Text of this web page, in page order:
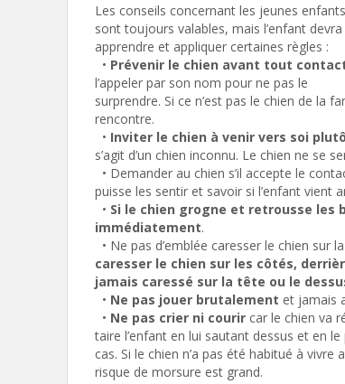
Les conseils concernant les jeunes enfants
sont toujours valables, mais l’enfant devra
apprendre et appliquer certaines règles :
• Prévenir le chien avant tout
l’appeler par son nom pour ne pas le
surprendre. Si ce n’est pas le chien de la
rencontre.
• Inviter le chien à venir vers soi
s’agit d’un chien inconnu. Le chien ne se
• Demander au chien s’il accepte le
puisse les sentir et savoir si l’enfant vient
• Si le chien grogne et retrousse les
immédiatement.
• Ne pas d’emblée caresser le chien sur
caresser le chien sur les côtés,
jamais caressé sur la tête ou le
• Ne pas jouer brutalement et jamais
• Ne pas crier ni courir car le chien va
taire l’enfant en lui sautant dessus et en
cas. Si le chien n’a pas été habitué à
risque de morsure est grand.